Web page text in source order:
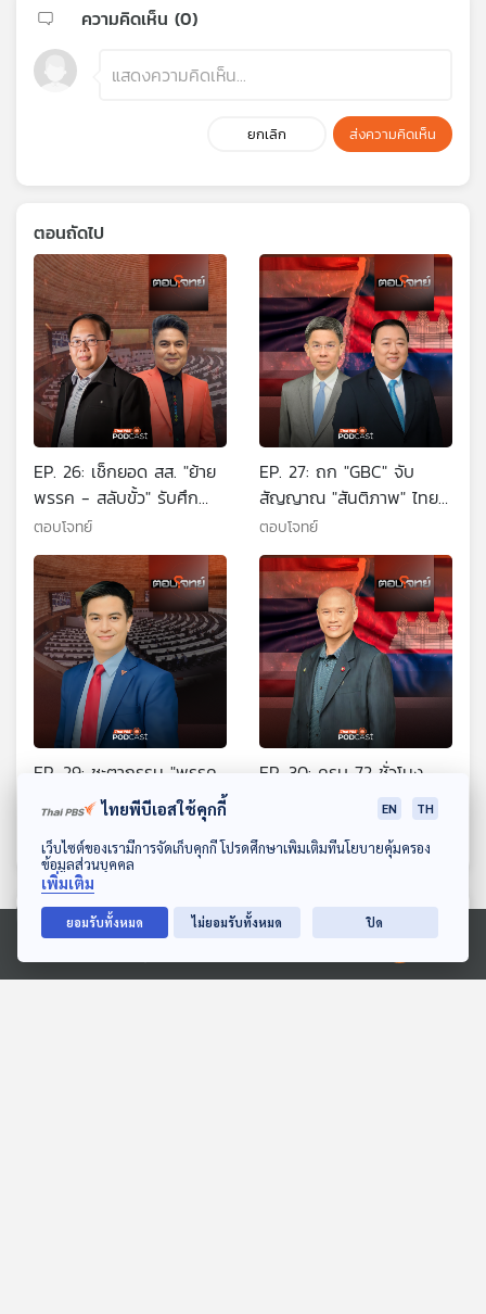
ดาวน์โหลด Thai PBS Podcast Application
Ⓒ 2020 องค์การกระจายเสียงและแพร่ภาพสาธารณะแห่งประเทศไทย
ความคิดเห็น (0)
ยกเลิก ส่งความคิดเห็น
ตอนถัดไป
EP. 26: เช็กยอด สส. "ย้าย
พรรค - สลับขั้ว" รับศึก
เลือกตั้ง 2569
ตอบโจทย์
EP. 27: ถก "GBC" จับ
สัญญาณ "สันติภาพ" ไทย
- กัมพูชา ?
ตอบโจทย์
EP. 29: ชะตากรรม "พรรค
ส้ม" การเมืองไทยไร้เทา ?
EP. 30: ครบ 72 ชั่วโมง
"หยุดยิง" ไทย-กัมพูชา
"สัญญาณบวก" สันติภาพ ?
ตอนที่เกี่ยวข้อง
ไทยพีบีเอสใช้คุกกี้ EN TH
เว็บไซต์ของเรามีการจัดเก็บคุกกี้ โปรดศึกษาเพิ่มเติมที่นโยบายคุ้มครอง
ข้อมูลส่วนบุคคล
เพิ่มเติม
ยอมรับทั้งหมด ไม่ยอมรับทั้งหมด ปิด